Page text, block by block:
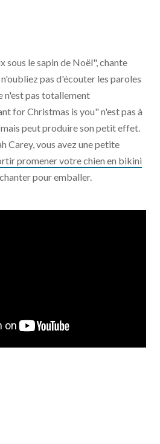
sous le sapin de Noël", chante
pas d'écouter les paroles
n'est pas totallement
for Christmas is you" n'est pas à
peut produire son petit effet.
Carey, vous avez une petite
promener votre chien en bikini
pour emballer.